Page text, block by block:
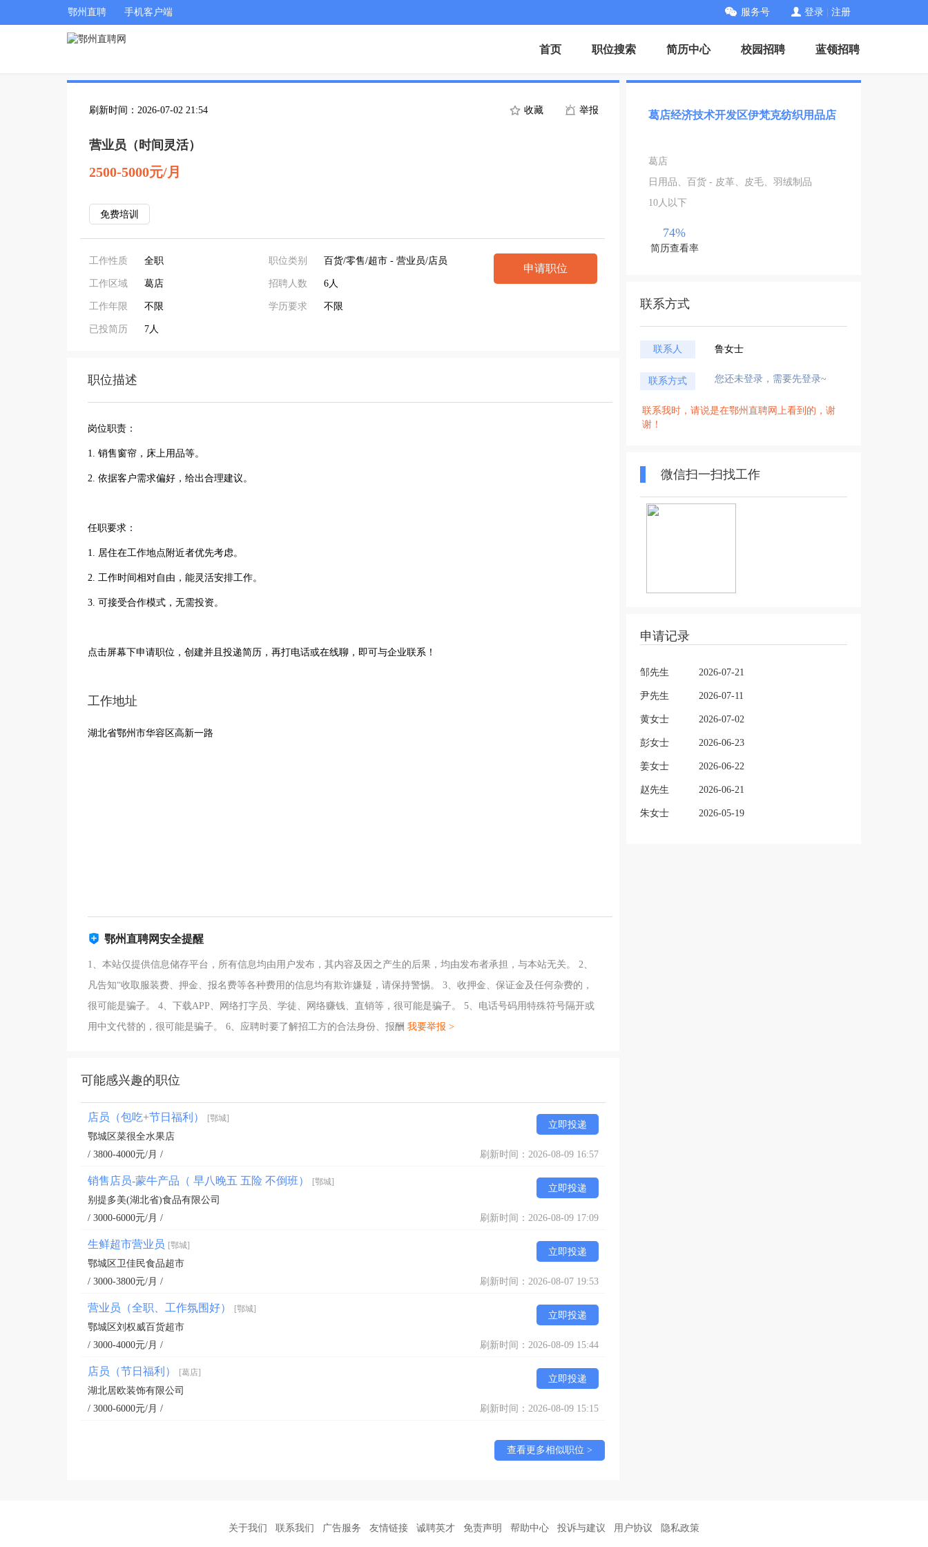
鄂州直聘 手机客户端 服务号 登录 注册
首页 职位搜索 简历中心 校园招聘 蓝领招聘
刷新时间：2026-07-02 21:54 收藏 举报
营业员（时间灵活）
2500-5000元/月
免费培训
工作性质 全职
工作区域 葛店
工作年限 不限
已投简历 7人
职位类别 百货/零售/超市 - 营业员/店员
招聘人数 6人
学历要求 不限
申请职位
职位描述
岗位职责：
1. 销售窗帘，床上用品等。
2. 依据客户需求偏好，给出合理建议。
任职要求：
1. 居住在工作地点附近者优先考虑。
2. 工作时间相对自由，能灵活安排工作。
3. 可接受合作模式，无需投资。
点击屏幕下申请职位，创建并且投递简历，再打电话或在线聊，即可与企业联系！
工作地址
湖北省鄂州市华容区高新一路
鄂州直聘网安全提醒
1、本站仅提供信息储存平台，所有信息均由用户发布，其内容及因之产生的后果，均由发布者承担，与本站无关。 2、
凡告知“收取服装费、押金、报名费等各种费用的信息均有欺诈嫌疑，请保持警惕。 3、收押金、保证金及任何杂费的，
很可能是骗子。 4、下载APP、网络打字员、学徒、网络赚钱、直销等，很可能是骗子。 5、电话号码用特殊符号隔开或
用中文代替的，很可能是骗子。 6、应聘时要了解招工方的合法身份、报酬 我要举报 >
可能感兴趣的职位
店员（包吃+节日福利） [鄂城]
立即投递
鄂城区菜很全水果店
/ 3800-4000元/月 /
刷新时间：2026-08-09 16:57
销售店员-蒙牛产品（ 早八晚五 五险 不倒班） [鄂城]
立即投递
别提多美(湖北省)食品有限公司
/ 3000-6000元/月 /
刷新时间：2026-08-09 17:09
生鲜超市营业员 [鄂城]
立即投递
鄂城区卫佳民食品超市
/ 3000-3800元/月 /
刷新时间：2026-08-07 19:53
营业员（全职、工作氛围好） [鄂城]
立即投递
鄂城区刘权威百货超市
/ 3000-4000元/月 /
刷新时间：2026-08-09 15:44
店员（节日福利） [葛店]
立即投递
湖北居欧装饰有限公司
/ 3000-6000元/月 /
刷新时间：2026-08-09 15:15
查看更多相似职位 >
葛店经济技术开发区伊梵克纺织用品店
葛店
日用品、百货 - 皮革、皮毛、羽绒制品
10人以下
74%
简历查看率
联系方式
联系人 鲁女士
联系方式 您还未登录，需要先登录~
联系我时，请说是在鄂州直聘网上看到的，谢
谢！
微信扫一扫找工作
申请记录
邹先生 2026-07-21
尹先生 2026-07-11
黄女士 2026-07-02
彭女士 2026-06-23
姜女士 2026-06-22
赵先生 2026-06-21
朱女士 2026-05-19
关于我们 联系我们 广告服务 友情链接 诚聘英才 免责声明 帮助中心 投诉与建议 用户协议 隐私政策